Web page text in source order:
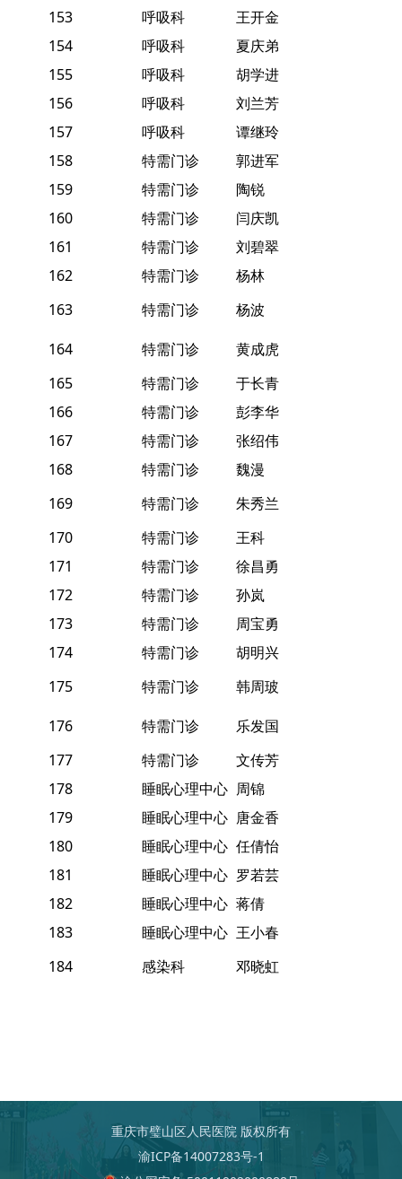
153
呼吸科
王开金
154
呼吸科
夏庆弟
155
呼吸科
胡学进
156
呼吸科
刘兰芳
157
呼吸科
谭继玲
158
特需门诊
郭进军
159
特需门诊
陶锐
160
特需门诊
闫庆凯
161
特需门诊
刘碧翠
162
特需门诊
杨林
163
特需门诊
杨波
164
特需门诊
黄成虎
165
特需门诊
于长青
166
特需门诊
彭李华
167
特需门诊
张绍伟
168
特需门诊
魏漫
169
特需门诊
朱秀兰
170
特需门诊
王科
171
特需门诊
徐昌勇
172
特需门诊
孙岚
173
特需门诊
周宝勇
174
特需门诊
胡明兴
175
特需门诊
韩周玻
176
特需门诊
乐发国
177
特需门诊
文传芳
178
睡眠心理中心 周锦
179
睡眠心理中心 唐金香
180
睡眠心理中心 任倩怡
181
睡眠心理中心 罗若芸
182
睡眠心理中心 蒋倩
183
睡眠心理中心 王小春
184
感染科 邓晓虹
重庆市璧山区人民医院 版权所有
渝ICP备14007283号-1